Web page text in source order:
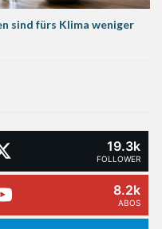
sind fürs Klima weniger
19.3k
FOLLOWER
8.2k
ABOS